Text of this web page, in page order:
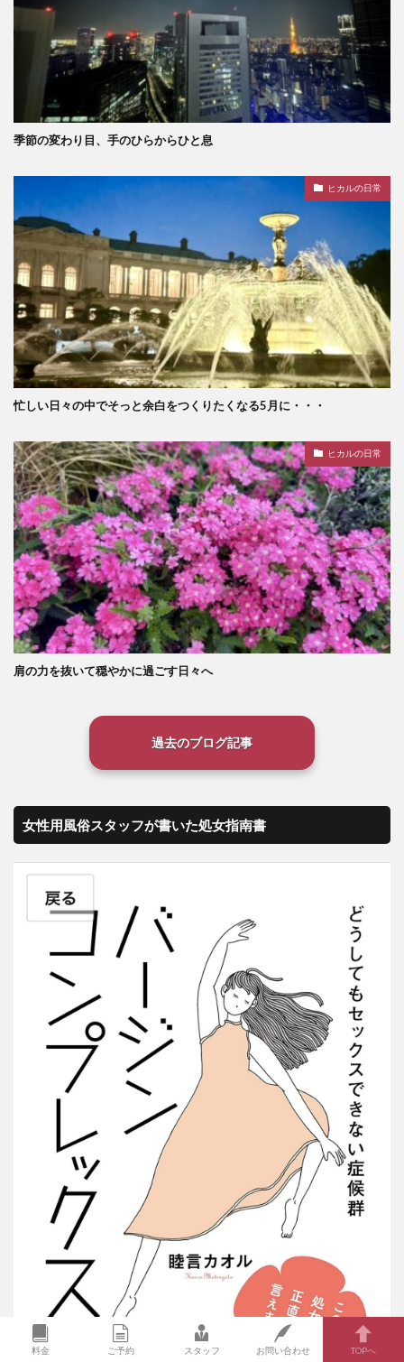
季節の変わり目、手のひらからひと息
ヒカルの日常
忙しい日々の中でそっと余白をつくりたくなる5月に・・・
ヒカルの日常
肩の力を抜いて穏やかに過ごす日々へ
過去のブログ記事
女性用風俗スタッフが書いた処女指南書
料金 ご予約 スタッフ お問い合わせ TOPへ